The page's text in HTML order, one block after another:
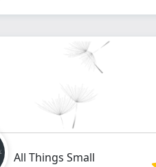
All Things Small